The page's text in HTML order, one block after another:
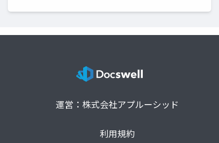
運営：株式会社アプルーシッド
利用規約